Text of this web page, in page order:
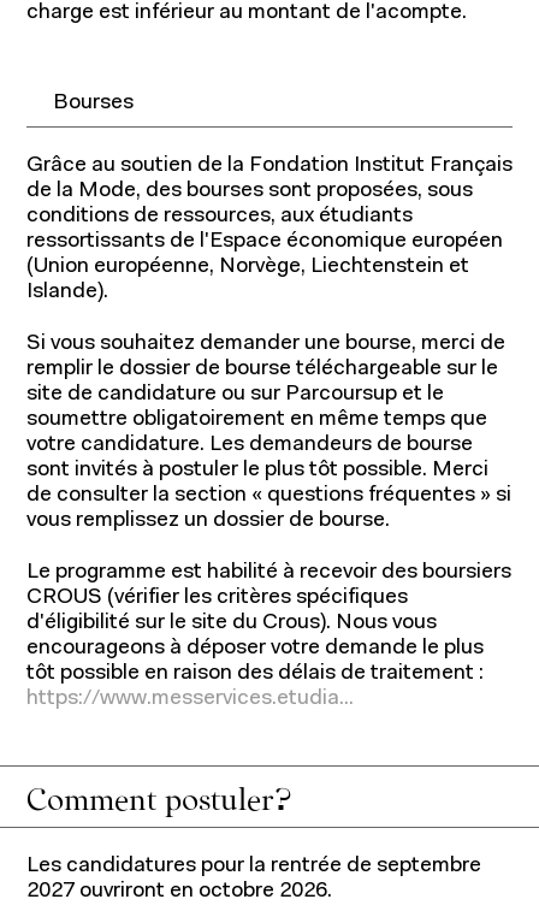
charge est inférieur au montant de l'acompte.
Bourses
Grâce au soutien de la Fondation Institut Français
de la Mode, des bourses sont proposées, sous
conditions de ressources, aux étudiants
ressortissants de l'Espace économique européen
(Union européenne, Norvège, Liechtenstein et
Islande).
Si vous souhaitez demander une bourse, merci de
remplir le dossier de bourse téléchargeable sur le
site de candidature ou sur Parcoursup et le
soumettre obligatoirement en même temps que
votre candidature. Les demandeurs de bourse
sont invités à postuler le plus tôt possible. Merci
de consulter la section « questions fréquentes » si
vous remplissez un dossier de bourse.
Le programme est habilité à recevoir des boursiers
CROUS (vérifier les critères spécifiques
d'éligibilité sur le site du Crous). Nous vous
encourageons à déposer votre demande le plus
tôt possible en raison des délais de traitement :
https://www.messervices.etudia...
Comment postuler?
Les candidatures pour la rentrée de septembre
2027 ouvriront en octobre 2026.